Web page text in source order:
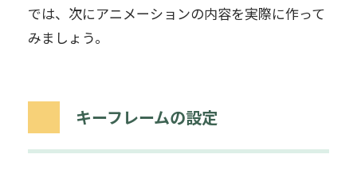
では、次にアニメーションの内容を実際に作って
みましょう。
キーフレームの設定